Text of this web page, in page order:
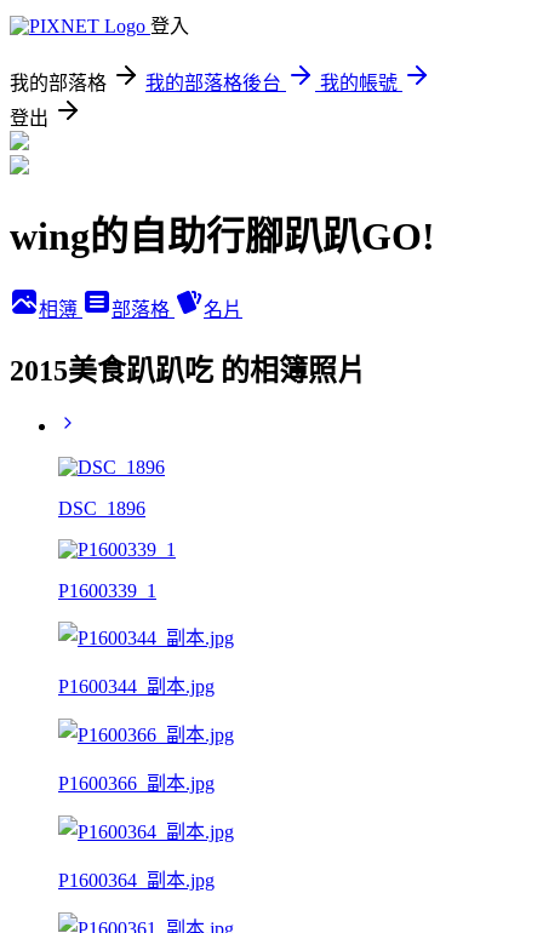
登入
我的部落格 我的部落格後台
我的帳號
登出
wing的自助行腳趴趴GO!
相簿 部落格 名片
2015美食趴趴吃 的相簿照片
DSC_1896
P1600339_1
P1600344_副本.jpg
P1600366_副本.jpg
P1600364_副本.jpg